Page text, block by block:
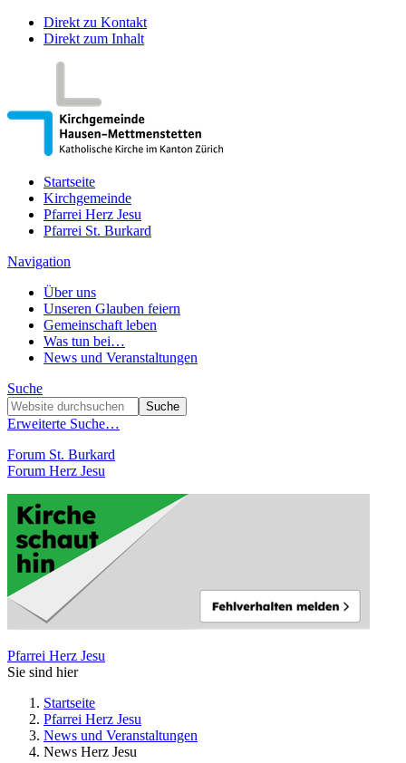
Direkt zu Kontakt
Direkt zum Inhalt
Startseite
Kirchgemeinde
Pfarrei Herz Jesu
Pfarrei St. Burkard
Navigation
Über uns
Unseren Glauben feiern
Gemeinschaft leben
Was tun bei…
News und Veranstaltungen
Suche
Erweiterte Suche…
Forum St. Burkard
Forum Herz Jesu
Pfarrei Herz Jesu
Sie sind hier
Startseite
Pfarrei Herz Jesu
News und Veranstaltungen
News Herz Jesu